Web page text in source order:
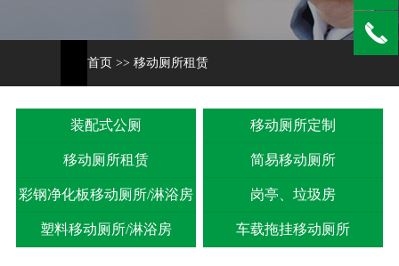
首页 >> 移动厕所租赁
装配式公厕 移动厕所定制
移动厕所租赁 简易移动厕所
彩钢净化板移动厕所/淋浴房 岗亭、垃圾房
塑料移动厕所/淋浴房 车载拖挂移动厕所